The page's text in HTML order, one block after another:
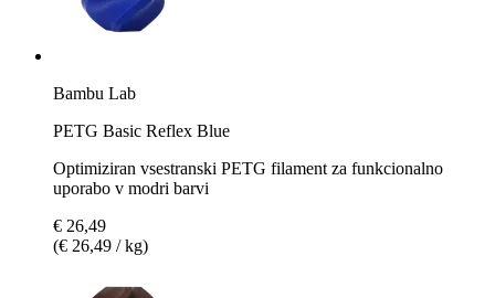
Bambu Lab
PETG Basic Reflex Blue
Optimiziran vsestranski PETG filament za funkcionalno
uporabo v modri barvi
€ 26,49
(€ 26,49 / kg)